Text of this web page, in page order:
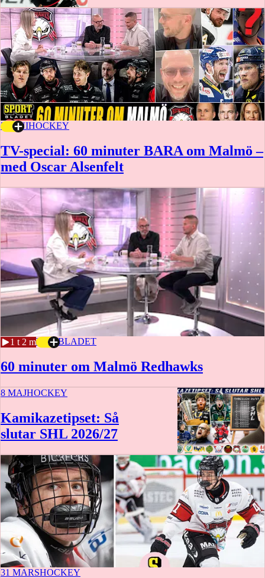
20 augusti
7 JUNIHOCKEY
TV-special: 60 minuter BARA om Malmö –
med Oscar Alsenfelt
1 t 2 m
7 JUNI SPORTBLADET
60 minuter om Malmö Redhawks
8 MAJHOCKEY
Kamikazetipset: Så
slutar SHL 2026/27
31 MARSHOCKEY